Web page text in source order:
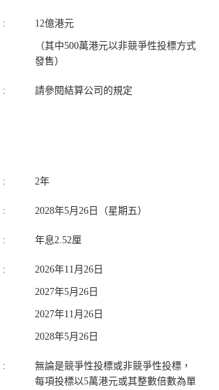
: 12億港元
（其中500萬港元以非競爭性投標方式
發售）
: 請參閱結算公司的規定
: 2年
: 2028年5月26日（星期五）
: 年息2.52厘
: 2026年11月26日
2027年5月26日
2027年11月26日
2028年5月26日
:
無論是競爭性投標或非競爭性投標，
每項投標以5萬港元或其整數倍數為單